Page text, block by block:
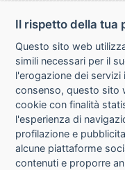
Il rispetto della tua
Questo sito web
simili necessari per il
l'erogazione dei servizi
consenso, questo sito
cookie con finalità
l'esperienza di
profilazione e
alcune piattaforme
contenuti e proporre